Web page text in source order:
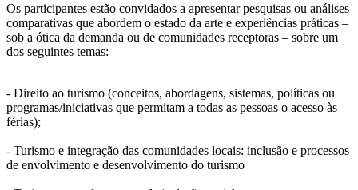
Os participantes estão convidados a apresentar pesquisas ou análises
comparativas que abordem o estado da arte e experiências práticas –
sob a ótica da demanda ou de comunidades receptoras – sobre um
dos seguintes temas:
- Direito ao turismo (conceitos, abordagens, sistemas, políticas ou
programas/iniciativas que permitam a todas as pessoas o acesso às
férias);
- Turismo e integração das comunidades locais: inclusão e processos
de envolvimento e desenvolvimento do turismo